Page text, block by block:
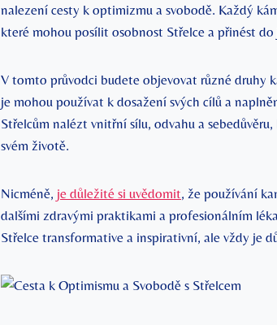
nalezení cesty k optimizmu a svobodě. Každý
které mohou posílit osobnost Střelce a přinést
V tomto průvodci budete objevovat různé druhy
je mohou používat k dosažení svých cílů a
Střelcům nalézt vnitřní sílu, odvahu a
svém životě.
Nicméně, je důležité si uvědomit, že používání
dalšími zdravými praktikami a profesionálním
Střelce transformative a inspirativní, ale vždy je